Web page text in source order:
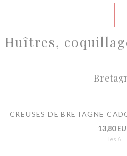
Huîtres,
CREUSES DE BRETAGNE
13,80
les 6